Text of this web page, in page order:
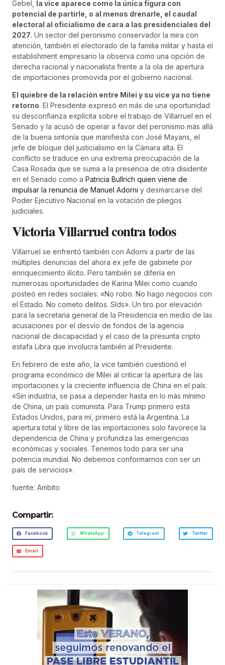
Gebel, la vice aparece como la única figura con
potencial de partirle, o al menos drenarle, el caudal
electoral al oficialismo de cara a las presidenciales del
2027. Un sector del peronismo conservador la mira con
atención, también el electorado de la familia militar y hasta el
establishment empresario la observa como una opción de
derecha racional y nacionalista frente a la ola de apertura
de importaciones promovida por el gobierno nacional.
El quiebre de la relación entre Milei y su vice ya no tiene
retorno. El Presidente expresó en más de una oportunidad
su desconfianza explícita sobre el trabajo de Villarruel en el
Senado y la acusó de operar a favor del peronismo más allá
de la buena sintonía que manifiesta con José Mayans, el
jefe de bloque del justicialismo en la Cámara alta. El
conflicto se traduce en una extrema preocupación de la
Casa Rosada que se suma a la presencia de otra disidente
en el Senado como a Patricia Bullrich quien viene de
impulsar la renuncia de Manuel Adorni y desmarcarse del
Poder Ejecutivo Nacional en la votación de pliegos
judiciales.
Victoria Villarruel contra todos
Villarruel se enfrentó también con Adorni a partir de las
múltiples denuncias del ahora ex jefe de gabinete por
enriquecimiento ilícito. Pero también se difería en
numerosas oportunidades de Karina Milei como cuando
posteó en redes sociales: «No robo. No hago negocios con
el Estado. No cometo delitos. Slds». Un tiro por elevación
para la secretaria general de la Presidencia en medio de las
acusaciones por el desvío de fondos de la agencia
nacional de discapacidad y el caso de la presunta cripto
estafa Libra que involucra también al Presidente.
En febrero de este año, la vice también cuestionó el
programa económico de Milei al criticar la apertura de las
importaciones y la creciente influencia de China en el país:
«Sin industria, se pasa a depender hasta en lo más mínimo
de China, un país comunista. Para Trump primero está
Estados Unidos, para mí, primero está la Argentina. La
apertura total y libre de las importaciones solo favorece la
dependencia de China y profundiza las emergencias
económicas y sociales. Tenemos todo para ser una
potencia mundial. No debemos conformarnos con ser un
país de servicios».
fuente: Ambito
Compartir:
Facebook WhatsApp Telegram Twitter
Email